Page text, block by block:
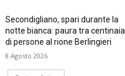
Secondigliano, spari durante la
notte bianca: paura tra centinaia
di persone al rione Berlingieri
8 Agosto 2026